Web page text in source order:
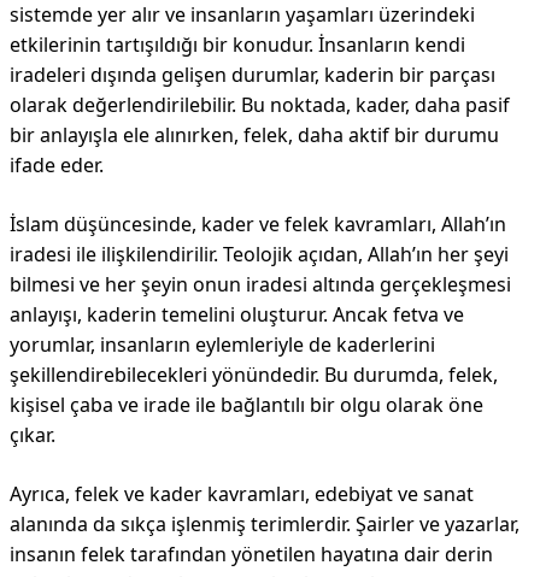
sistemde yer alır ve insanların yaşamları üzerindeki
etkilerinin tartışıldığı bir konudur. İnsanların kendi
iradeleri dışında gelişen durumlar, kaderin bir parçası
olarak değerlendirilebilir. Bu noktada, kader, daha pasif
bir anlayışla ele alınırken, felek, daha aktif bir durumu
ifade eder.
İslam düşüncesinde, kader ve felek kavramları, Allah’ın
iradesi ile ilişkilendirilir. Teolojik açıdan, Allah’ın her şeyi
bilmesi ve her şeyin onun iradesi altında gerçekleşmesi
anlayışı, kaderin temelini oluşturur. Ancak fetva ve
yorumlar, insanların eylemleriyle de kaderlerini
şekillendirebilecekleri yönündedir. Bu durumda, felek,
kişisel çaba ve irade ile bağlantılı bir olgu olarak öne
çıkar.
Ayrıca, felek ve kader kavramları, edebiyat ve sanat
alanında da sıkça işlenmiş terimlerdir. Şairler ve yazarlar,
insanın felek tarafından yönetilen hayatına dair derin